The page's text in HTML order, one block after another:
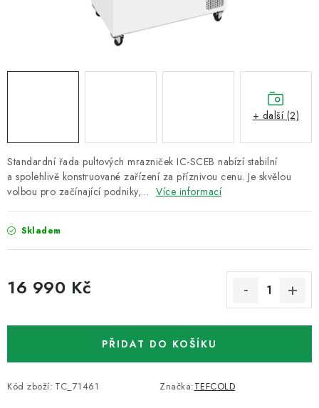
Doprava a platba
Standardní řada pultových mrazniček IC-SCEB nabízí stabilní
a spolehlivě konstruované zařízení za příznivou cenu. Je skvělou
volbou pro začínající podniky,… Více informací
Skladem
16 990 Kč
PŘIDAT DO KOŠÍKU
Kód zboží: TC_71461 Značka:TEFCOLD
+ další (2)